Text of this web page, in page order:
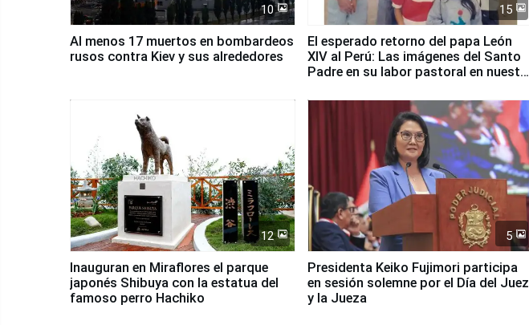
10
Al menos 17 muertos en bombardeos
rusos contra Kiev y sus alrededores
15
El esperado retorno del papa León
XIV al Perú: Las imágenes del Santo
Padre en su labor pastoral en nuestro
12
Inauguran en Miraflores el parque
japonés Shibuya con la estatua del
famoso perro Hachiko
5
Presidenta Keiko Fujimori participa
en sesión solemne por el Día del Juez
y la Jueza